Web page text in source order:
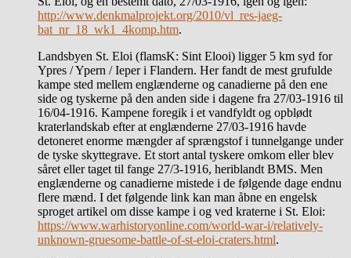
http://www.denkmalprojekt.org/2010/vl_res-jaeg-
bat_nr_18_wk1_4komp.htm.
Landsbyen St. Eloi (flamsK: Sint Elooi) ligger 5 km syd for
Ypres / Ypern / Ieper i Flandern. Her fandt de mest grufulde
kampe sted mellem englænderne og canadierne på den ene
side og tyskerne på den anden side i dagene fra 27/03-1916 til
16/04-1916. Kampene foregik i et vandfyldt og opblødt
kraterlandskab efter at englænderne 27/03-1916 havde
detoneret enorme mængder af sprængstof i tunnelgange under
de tyske skyttegrave. Et stort antal tyskere omkom eller blev
såret eller taget til fange 27/3-1916, heriblandt BMS. Men
englænderne og canadierne mistede i de følgende dage endnu
flere mænd. I det følgende link kan man åbne en engelsk
sproget artikel om disse kampe i og ved kraterne i St. Eloi:
https://www.warhistoryonline.com/world-war-i/relatively-
unknown-gruesome-battle-of-st-eloi-craters.html.